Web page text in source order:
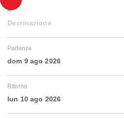
A
Destinazione
Partenza
dom 9 ago 2026
Ritorno
lun 10 ago 2026